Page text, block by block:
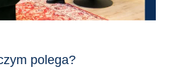
polega?